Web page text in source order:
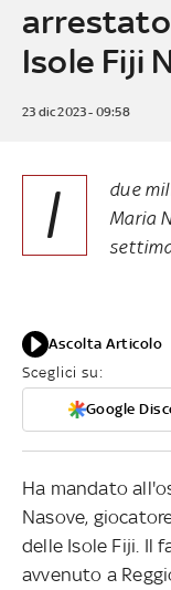
Isole Fiji
23 dic 2023 - 09:58
I
due
Maria
Ascolta Articolo
Sceglici su:
Google
Ha mandato
Nasove,
delle Isole Fiji. Il
avvenuto a